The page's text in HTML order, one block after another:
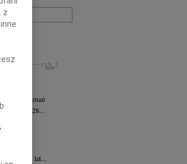
Poznań
że w dniu 28...
mi nie...
wieku 87 lat...
z